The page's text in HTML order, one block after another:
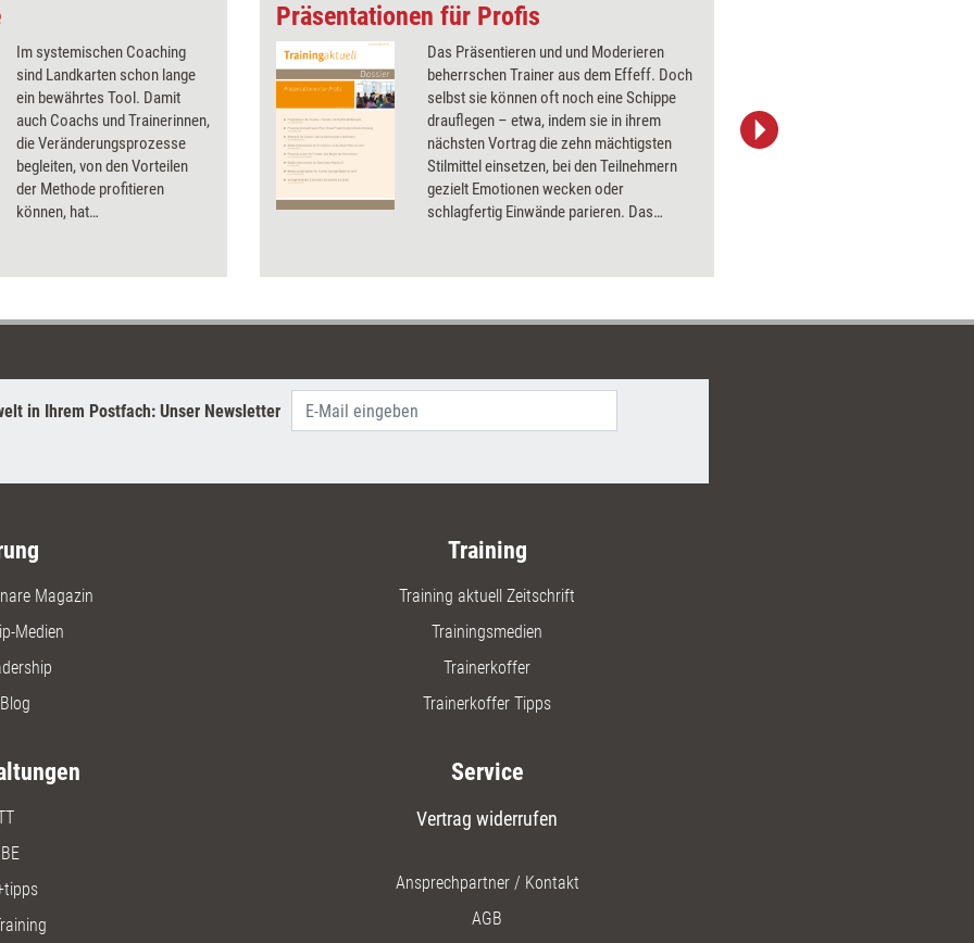
Im systemischen Coaching
sind Landkarten schon lange
ein bewährtes Tool. Damit
auch Coachs und Trainerinnen,
die Veränderungsprozesse
begleiten, von den Vorteilen
der Methode profitieren
können, hat
Kollegin Geeta Chatterjee die
entwickelt. In Training aktuell
Präsentationen für Profis
Das Präsentieren und und Moderieren
beherrschen Trainer aus dem Effeff. Doch
selbst sie können oft noch eine Schippe
drauflegen – etwa, indem sie in ihrem
nächsten Vortrag die zehn mächtigsten
Stilmittel einsetzen, bei den Teilnehmern
gezielt Emotionen wecken oder
schlagfertig Einwände parieren. Das
ihre Präsentationsskills aufpolieren
in Ihrem Postfach: Unser Newsletter
Magazin
Medien
Training
Training aktuell Zeitschrift
Trainingsmedien
Trainerkoffer
Trainerkoffer Tipps
Service
Vertrag widerrufen
Ansprechpartner / Kontakt
AGB